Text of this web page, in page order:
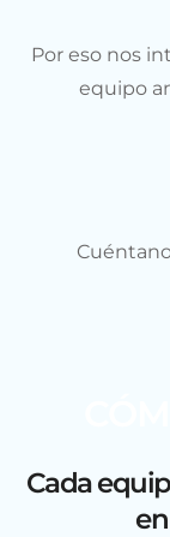
Por eso nos
equipo
Cada